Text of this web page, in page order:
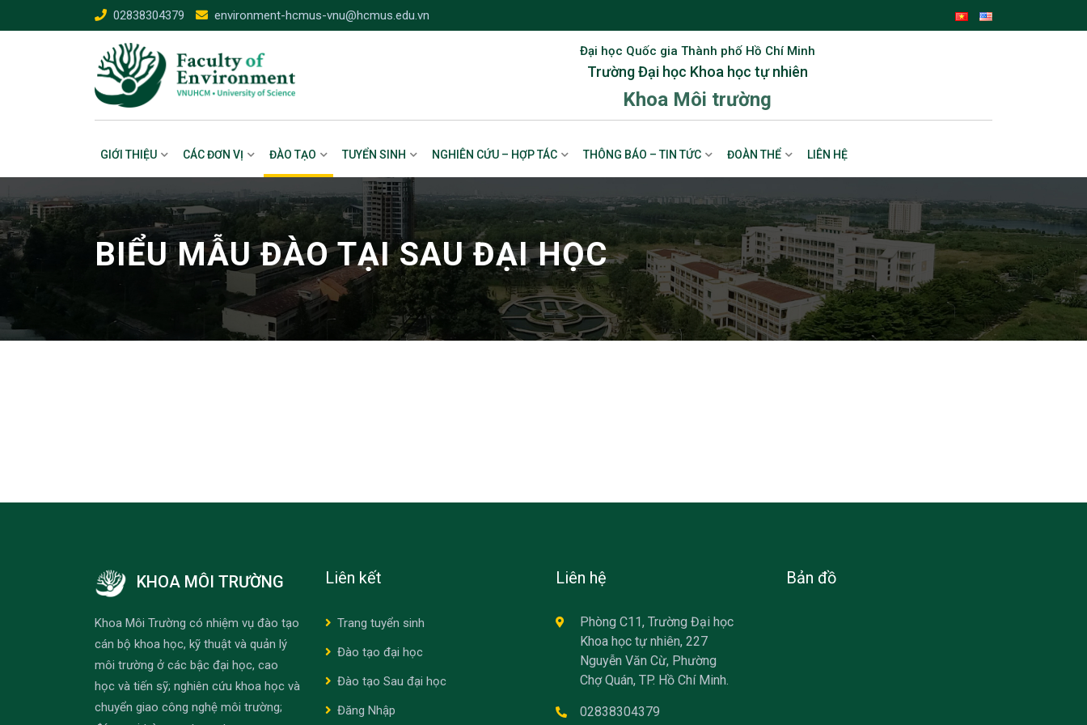
to
02838304379 environment-hcmus-vnu@hcmus.edu.vn
Đại học Quốc gia Thành phố Hồ Chí Minh
Trường Đại học Khoa học tự nhiên
Khoa Môi trường
GIỚI THIỆU CÁC ĐƠN VỊ ĐÀO TẠO TUYỂN SINH NGHIÊN CỨU – HỢP TÁC THÔNG BÁO – TIN TỨC ĐOÀN THỂ LIÊN HỆ
BIỂU MẪU ĐÀO TẠI SAU ĐẠI HỌC
KHOA MÔI TRƯỜNG
Khoa Môi Trường có nhiệm vụ đào tạo
cán bộ khoa học, kỹ thuật và quản lý
môi trường ở các bậc đại học, cao
học và tiến sỹ; nghiên cứu khoa học và
chuyển giao công nghệ môi trường;
Liên kết
Trang tuyển sinh
Đào tạo đại học
Đào tạo Sau đại học
Đăng Nhập
Liên hệ
Phòng C11, Trường Đại học
Khoa học tự nhiên, 227
Nguyễn Văn Cừ, Phường
Chợ Quán, TP. Hồ Chí Minh.
02838304379
Bản đồ